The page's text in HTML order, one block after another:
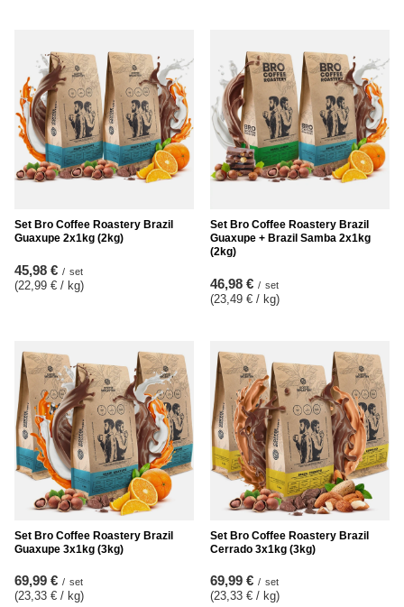
Set Bro Coffee Roastery Brazil
Guaxupe 2x1kg (2kg)
45,98 € / set
(22,99 € / kg)
Set Bro Coffee Roastery Brazil
Guaxupe + Brazil Samba 2x1kg
(2kg)
46,98 € / set
(23,49 € / kg)
Set Bro Coffee Roastery Brazil
Guaxupe 3x1kg (3kg)
69,99 € / set
(23,33 € / kg)
Set Bro Coffee Roastery Brazil
Cerrado 3x1kg (3kg)
69,99 € / set
(23,33 € / kg)